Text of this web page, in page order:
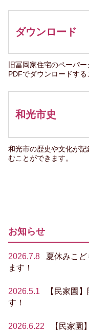
ダウンロード
旧冨岡家住宅のペーパ
PDFでダウンロードする
和光市史
和光市の歴史や文化が
むことができます。
お知らせ
2026.7.8
夏休みこ
ます！
2026.5.1
【民家園
す！
2026.6.22 【民家園